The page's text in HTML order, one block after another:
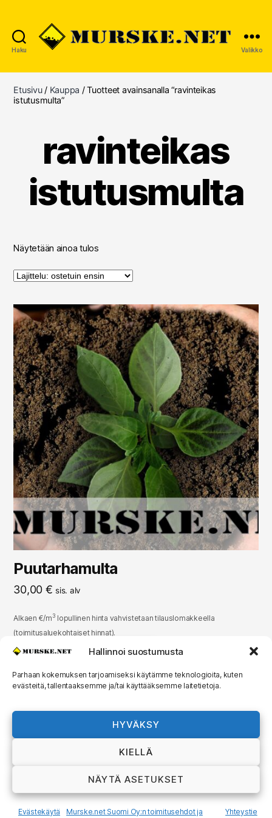
Hallinnoi suostumusta
Parhaan kokemuksen tarjoamiseksi käytämme teknologioita, kuten
evästeitä, tallentaaksemme ja/tai käyttääksemme laitetietoja.
HYVÄKSY
KIELLÄ
NÄYTÄ ASETUKSET
Evästekäytä Murske.net Suomi Oy:n toimitusehdot ja Yhteystie
Haku Valikko
Etusivu/ Kauppa / Tuotteet avainsanalla “ravinteikas
istutusmulta”
ravinteikas
istutusmulta
Näytetään ainoa tulos
Puutarhamulta
30,00 € sis. alv
Alkaen €/m3 lopullinen hinta vahvistetaan tilauslomakkeella
(toimitusaluekohtaiset hinnat).
TILAA MAA-AINESTA
Murske.net Suomi Oy:n toimitusehdot ja